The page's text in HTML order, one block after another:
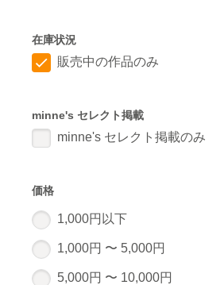
在庫状況
販売中の作品のみ
minne's セレクト掲載
minne's セレクト掲載のみ
価格
1,000円以下
1,000円 〜 5,000円
5,000円 〜 10,000円